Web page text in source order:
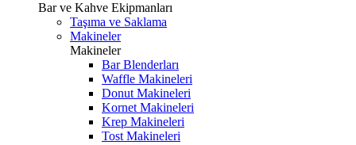
Bar ve Kahve Ekipmanları
Taşıma ve Saklama
Makineler
Makineler
Bar Blenderları
Waffle Makineleri
Donut Makineleri
Kornet Makineleri
Krep Makineleri
Tost Makineleri